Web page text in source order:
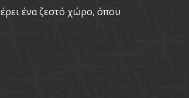
ένα ζεστό χώρο, όπου